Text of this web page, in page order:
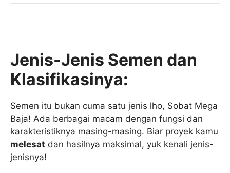
Jenis-Jenis Semen dan
Klasifikasinya:
Semen itu bukan cuma satu jenis lho, Sobat Mega
Baja! Ada berbagai macam dengan fungsi dan
karakteristiknya masing-masing. Biar proyek kamu
melesat dan hasilnya maksimal, yuk kenali jenis-
jenisnya!